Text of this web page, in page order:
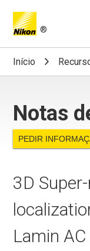
®
Search
Início
Notas
PEDIR
3D
Lamin